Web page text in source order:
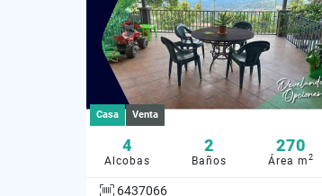
Casa Venta
4
Alcobas
2
Baños
270
Área m 2
6437066